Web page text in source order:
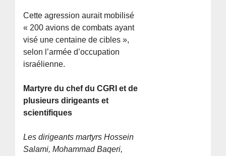
Cette agression aurait mobilisé
« 200 avions de combats ayant
visé une centaine de cibles »,
selon l’armée d’occupation
israélienne.
Martyre du chef du CGRI et de
plusieurs dirigeants et
scientifiques
Les dirigeants martyrs Hossein
Salami, Mohammad Baqeri,